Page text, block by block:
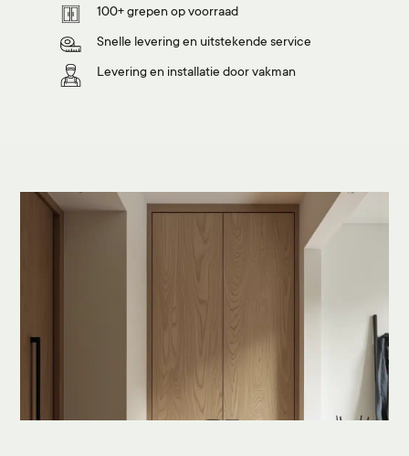
100+ grepen op voorraad
Snelle levering en uitstekende service
Levering en installatie door vakman